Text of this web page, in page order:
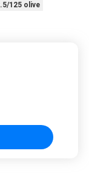
125 olive